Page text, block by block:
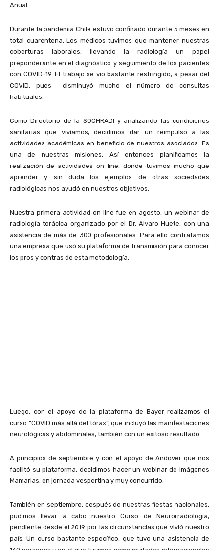
Anual.
Durante la pandemia Chile estuvo confinado durante 5 meses en
total cuarentena. Los médicos tuvimos que mantener nuestras
coberturas laborales, llevando la radiología un papel
preponderante en el diagnóstico y seguimiento de los pacientes
con COVID-19. El trabajo se vio bastante restringido, a pesar del
COVID, pues disminuyó mucho el número de consultas
habituales.
Como Directorio de la SOCHRADI y analizando las condiciones
sanitarias que vivíamos, decidimos dar un reimpulso a las
actividades académicas en beneficio de nuestros asociados. Es
una de nuestras misiones. Así entonces planificamos la
realización de actividades on line, donde tuvimos mucho que
aprender y sin duda los ejemplos de otras sociedades
radiológicas nos ayudó en nuestros objetivos.
Nuestra primera actividad on line fue en agosto, un webinar de
radiología torácica organizado por el Dr. Alvaro Huete, con una
asistencia de más de 300 profesionales. Para ello contratamos
una empresa que usó su plataforma de transmisión para conocer
los pros y contras de esta metodología.
Luego, con el apoyo de la plataforma de Bayer realizamos el
curso “COVID más allá del tórax”, que incluyó las manifestaciones
neurológicas y abdominales, también con un exitoso resultado.
A principios de septiembre y con el apoyo de Andover que nos
facilitó su plataforma, decidimos hacer un webinar de Imágenes
Mamarias, en jornada vespertina y muy concurrido.
También en septiembre, después de nuestras fiestas nacionales,
pudimos llevar a cabo nuestro Curso de Neurorradiología,
pendiente desde el 2019 por las circunstancias que vivió nuestro
país. Un curso bastante específico, que tuvo una asistencia de